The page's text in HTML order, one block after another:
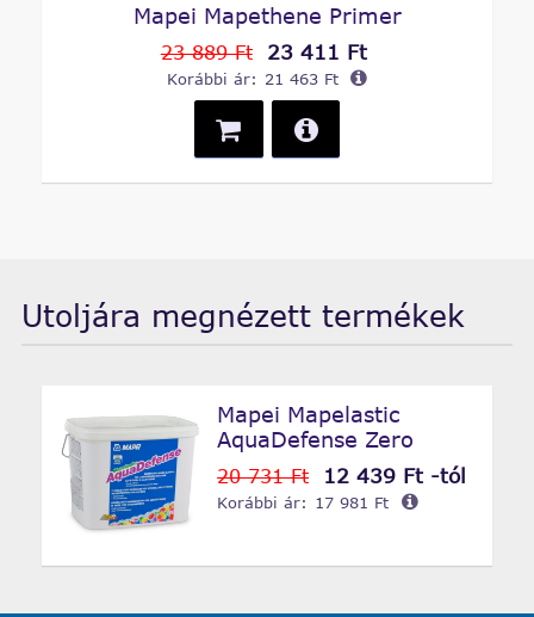
Mapei Mapethene Primer
23 889 Ft 23 411 Ft
Korábbi ár: 21 463 Ft
Utoljára megnézett termékek
Mapei Mapelastic
AquaDefense Zero
20 731 Ft 12 439 Ft -tól
Korábbi ár: 17 981 Ft